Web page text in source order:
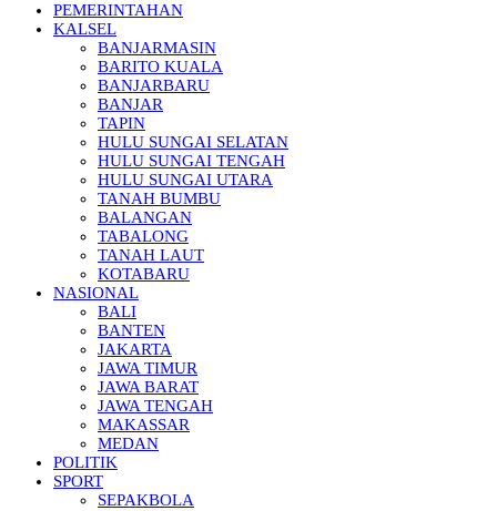
PEMERINTAHAN
KALSEL
BANJARMASIN
BARITO KUALA
BANJARBARU
BANJAR
TAPIN
HULU SUNGAI SELATAN
HULU SUNGAI TENGAH
HULU SUNGAI UTARA
TANAH BUMBU
BALANGAN
TABALONG
TANAH LAUT
KOTABARU
NASIONAL
BALI
BANTEN
JAKARTA
JAWA TIMUR
JAWA BARAT
JAWA TENGAH
MAKASSAR
MEDAN
POLITIK
SPORT
SEPAKBOLA